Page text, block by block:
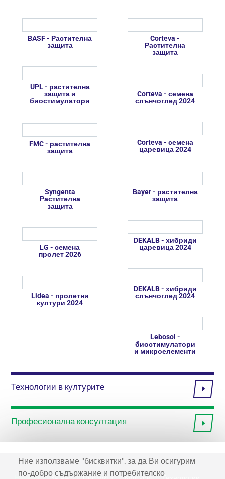
BASF - Растителна
защита
UPL - растителна
защита и
биостимулатори
FMC - растителна
защита
Corteva -
Растителна
защита
Corteva - семена
слънчоглед 2024
Corteva - семена
царевица 2024
Syngenta
Растителна
защита
LG - семена
пролет 2026
Lidea - пролетни
култури 2024
Bayer - растителна
защита
DEKALB - хибриди
царевица 2024
DEKALB - хибриди
слънчоглед 2024
Lebosol -
биостимулатори
и микроелементи
Технологии в културите
Професионална консултация
Ние използваме "бисквитки", за да Ви осигурим
по-добро съдържание и потребителско